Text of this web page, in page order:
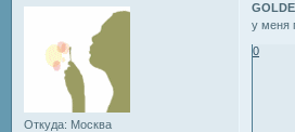
Откуда: Москва
у меня
0